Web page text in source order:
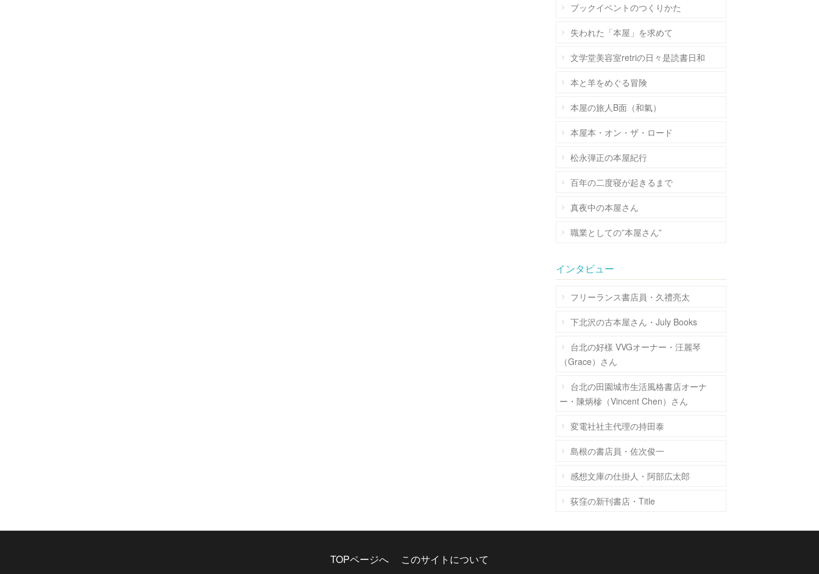
ブックイベントのつくりかた
失われた「本屋」を求めて
文学堂美容室retriの日々是読書日和
本と羊をめぐる冒険
本屋の旅人B面（和氣）
本屋本・オン・ザ・ロード
松永弾正の本屋紀行
百年の二度寝が起きるまで
真夜中の本屋さん
職業としての”本屋さん”
インタビュー
フリーランス書店員・久禮亮太
下北沢の古本屋さん・July Books
台北の好樣 VVGオーナー・汪麗琴
（Grace）さん
台北の田園城市生活風格書店オーナ
ー・陳炳槮（Vincent Chen）さん
変電社社主代理の持田泰
島根の書店員・佐次俊一
感想文庫の仕掛人・阿部広太郎
荻窪の新刊書店・Title
TOPページへ このサイトについて